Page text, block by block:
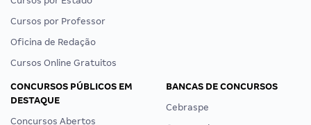
Cursos por Professor
Oficina de Redação
Cursos Online Gratuitos
CONCURSOS PÚBLICOS EM
DESTAQUE
Concursos Abertos
BANCAS DE CONCURSOS
Cebraspe